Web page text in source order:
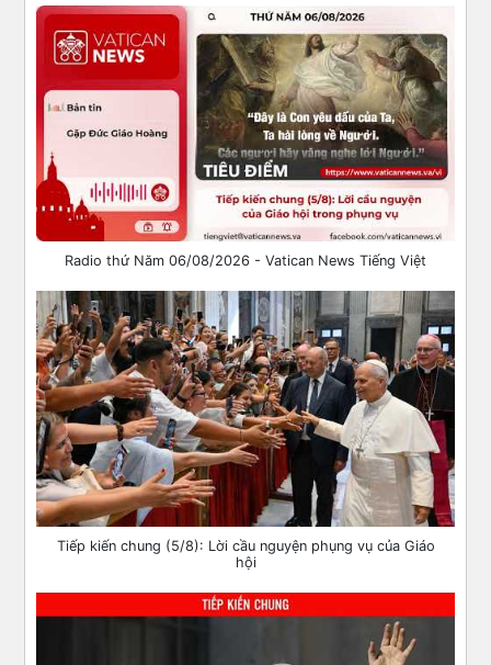
Radio thứ Năm 06/08/2026 - Vatican News Tiếng Việt
Tiếp kiến chung (5/8): Lời cầu nguyện phụng vụ của Giáo
hội